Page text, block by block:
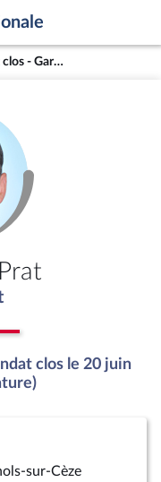
M. Patrice Prat - Mandat clos - Gard (3e circonscription)
clos le 20 juin
sur-Cèze